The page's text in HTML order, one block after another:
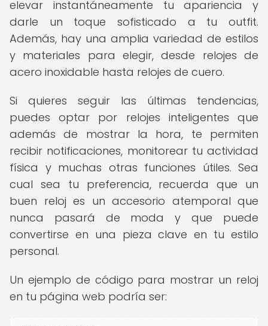
elevar instantáneamente tu apariencia y
darle un toque sofisticado a tu outfit.
Además, hay una amplia variedad de estilos
y materiales para elegir, desde relojes de
acero inoxidable hasta relojes de cuero.
Si quieres seguir las últimas tendencias,
puedes optar por relojes inteligentes que
además de mostrar la hora, te permiten
recibir notificaciones, monitorear tu actividad
física y muchas otras funciones útiles. Sea
cual sea tu preferencia, recuerda que un
buen reloj es un accesorio atemporal que
nunca pasará de moda y que puede
convertirse en una pieza clave en tu estilo
personal.
Un ejemplo de código para mostrar un reloj
en tu página web podría ser: